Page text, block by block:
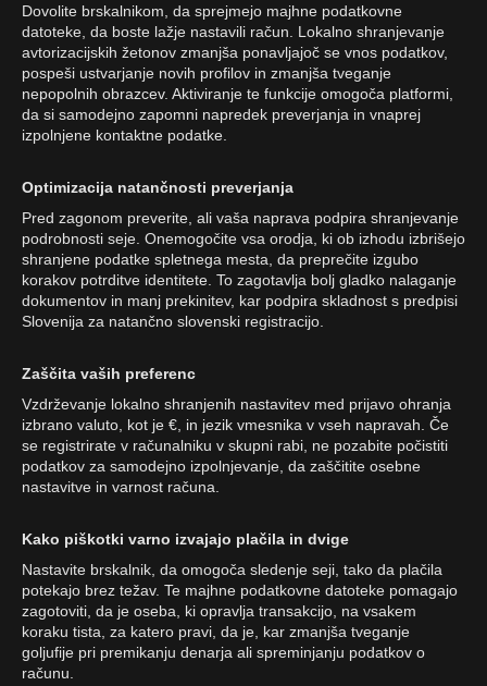
Dovolite brskalnikom, da sprejmejo majhne podatkovne
datoteke, da boste lažje nastavili račun. Lokalno shranjevanje
avtorizacijskih žetonov zmanjša ponavljajoč se vnos podatkov,
pospeši ustvarjanje novih profilov in zmanjša tveganje
nepopolnih obrazcev. Aktiviranje te funkcije omogoča platformi,
da si samodejno zapomni napredek preverjanja in vnaprej
izpolnjene kontaktne podatke.
Optimizacija natančnosti preverjanja
Pred zagonom preverite, ali vaša naprava podpira shranjevanje
podrobnosti seje. Onemogočite vsa orodja, ki ob izhodu izbrišejo
shranjene podatke spletnega mesta, da preprečite izgubo
korakov potrditve identitete. To zagotavlja bolj gladko nalaganje
dokumentov in manj prekinitev, kar podpira skladnost s predpisi
Slovenija za natančno slovenski registracijo.
Zaščita vaših preferenc
Vzdrževanje lokalno shranjenih nastavitev med prijavo ohranja
izbrano valuto, kot je €, in jezik vmesnika v vseh napravah. Če
se registrirate v računalniku v skupni rabi, ne pozabite počistiti
podatkov za samodejno izpolnjevanje, da zaščitite osebne
nastavitve in varnost računa.
Kako piškotki varno izvajajo plačila in dvige
Nastavite brskalnik, da omogoča sledenje seji, tako da plačila
potekajo brez težav. Te majhne podatkovne datoteke pomagajo
zagotoviti, da je oseba, ki opravlja transakcijo, na vsakem
koraku tista, za katero pravi, da je, kar zmanjša tveganje
goljufije pri premikanju denarja ali spreminjanju podatkov o
računu.